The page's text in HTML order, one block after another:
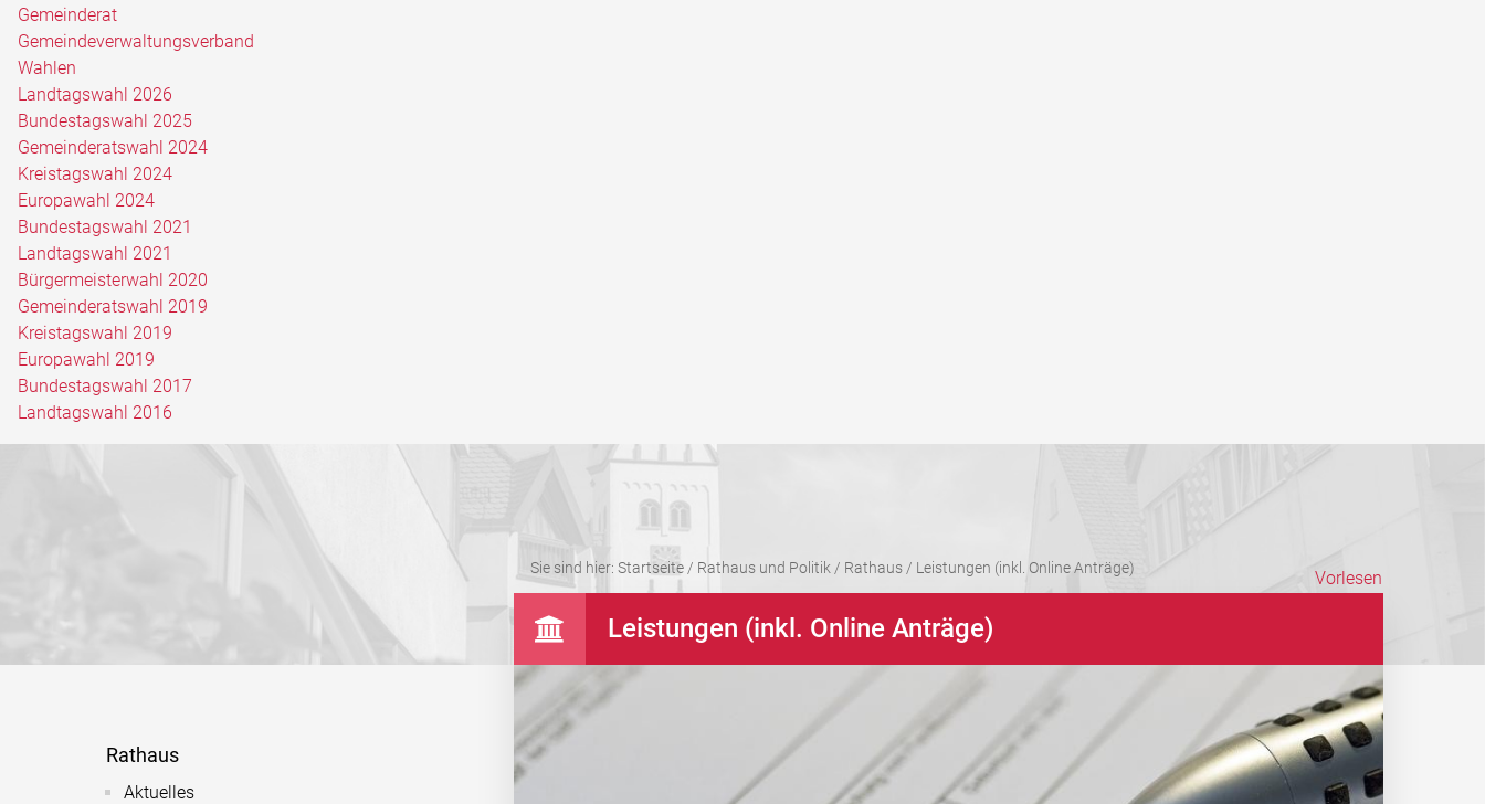
Gemeinderat
Gemeindeverwaltungsverband
Wahlen
Landtagswahl 2026
Bundestagswahl 2025
Gemeinderatswahl 2024
Kreistagswahl 2024
Europawahl 2024
Bundestagswahl 2021
Landtagswahl 2021
Bürgermeisterwahl 2020
Gemeinderatswahl 2019
Kreistagswahl 2019
Europawahl 2019
Bundestagswahl 2017
Landtagswahl 2016
Sie sind hier: Startseite/ Rathaus und Politik / Rathaus/ Leistungen (inkl. Online Anträge) Vorlesen
Rathaus
Aktuelles
Leistungen (inkl. Online Anträge)